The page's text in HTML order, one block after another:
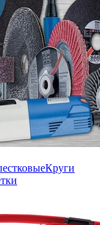
Круги